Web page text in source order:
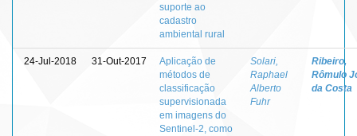
suporte ao
cadastro
ambiental rural
24-Jul-2018 31-Out-2017
Aplicação de
métodos de
classificação
supervisionada
em imagens do
Sentinel-2, como
Solari,
Raphael
Alberto
Fuhr
Ribeiro,
Rômulo
da Costa